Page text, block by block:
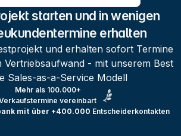
starten und in wenigen
erhalten
und erhalten sofort Termine
Vertriebsaufwand - mit unserem Best
Sales-as-a-Service Modell
Mehr als 100.000+
vereinbart
mit über +400.000 Entscheiderkontakten